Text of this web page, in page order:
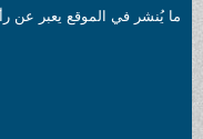
ما يُنشر في الموقع يعبر عن رأي